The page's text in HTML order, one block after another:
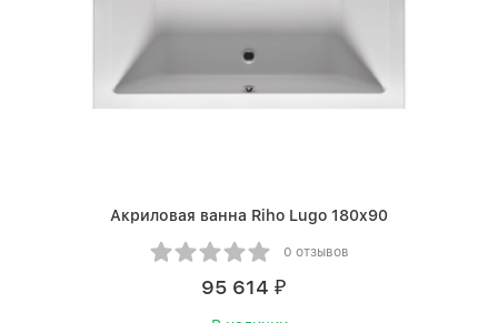
Акриловая ванна Riho Lugo 180x90
0 отзывов
95 614 ₽